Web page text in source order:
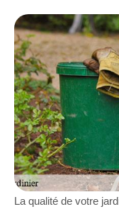
La qualité de votre